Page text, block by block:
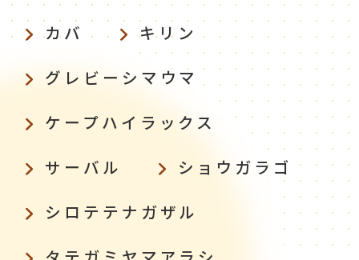
カバ
キリン
グレビーシマウマ
ケープハイラックス
サーバル
ショウガラゴ
シロテテナガザル